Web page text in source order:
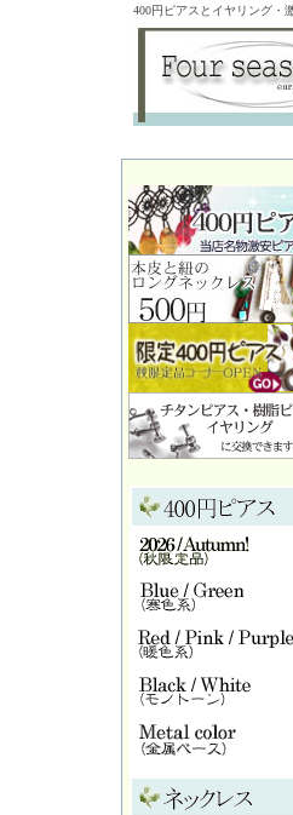
400円ピアスとイヤリング・